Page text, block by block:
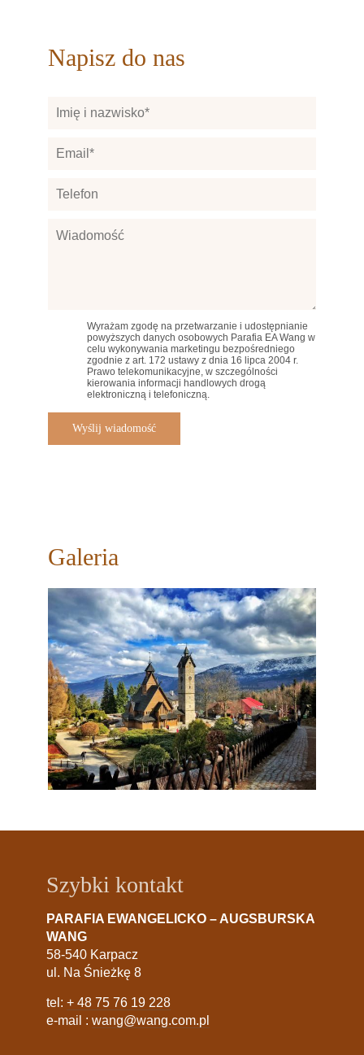
Napisz do nas
Wyrażam zgodę na przetwarzanie i udostępnianie
powyższych danych osobowych Parafia EA Wang w
celu wykonywania marketingu bezpośredniego
zgodnie z art. 172 ustawy z dnia 16 lipca 2004 r.
Prawo telekomunikacyjne, w szczególności
kierowania informacji handlowych drogą
elektroniczną i telefoniczną.
Galeria
Szybki kontakt
PARAFIA EWANGELICKO – AUGSBURSKA
WANG
58-540 Karpacz
ul. Na Śnieżkę 8
tel: + 48 75 76 19 228
e-mail : wang@wang.com.pl